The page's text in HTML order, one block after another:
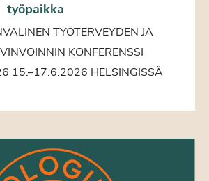
työpaikka
TYÖTERVEYDEN JA
KONFERENSSI
15.–17.6.2026 HELSINGISSÄ